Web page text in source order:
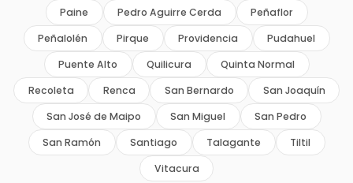
Paine Pedro Aguirre Cerda
Peñaflor
Peñalolén
Pirque Providencia
Pudahuel
Puente Alto
Quilicura
Quinta Normal
Recoleta
Renca San Bernardo
San Joaquín
San José de Maipo
San Miguel
San Pedro
San Ramón
Santiago Talagante
Tiltil
Vitacura